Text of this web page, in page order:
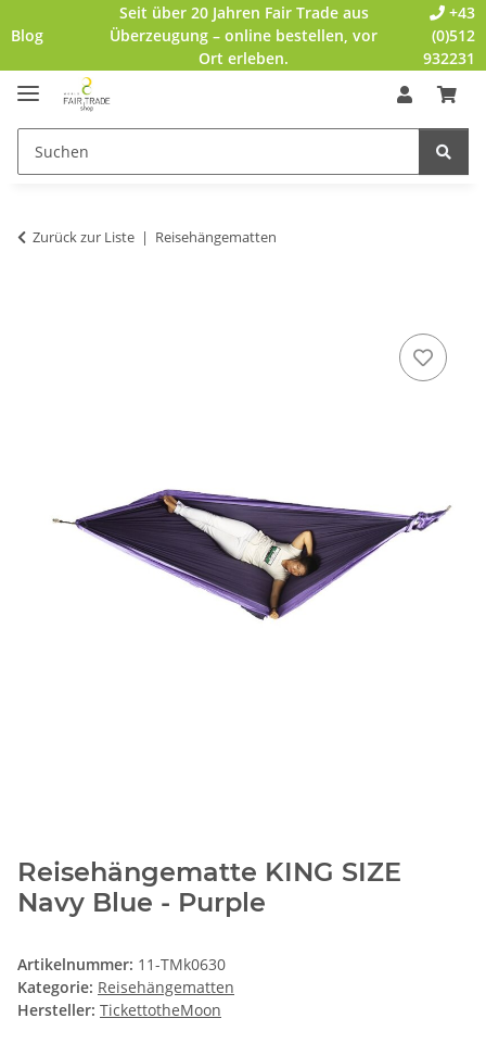
Blog
Seit über 20 Jahren Fair Trade aus
Überzeugung – online bestellen, vor
Ort erleben.
+43
(0)512
932231
Zurück zur Liste Reisehängematten
Reisehängematte KING SIZE
Navy Blue - Purple
Artikelnummer: 11-TMk0630
Kategorie: Reisehängematten
Hersteller: TickettotheMoon